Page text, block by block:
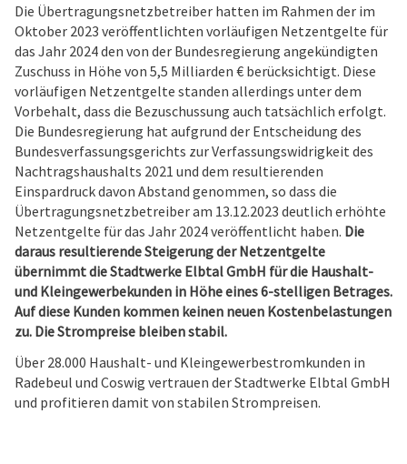
Die Übertragungsnetzbetreiber hatten im Rahmen der im
Oktober 2023 veröffentlichten vorläufigen Netzentgelte für
das Jahr 2024 den von der Bundesregierung angekündigten
Zuschuss in Höhe von 5,5 Milliarden € berücksichtigt. Diese
vorläufigen Netzentgelte standen allerdings unter dem
Vorbehalt, dass die Bezuschussung auch tatsächlich erfolgt.
Die Bundesregierung hat aufgrund der Entscheidung des
Bundesverfassungsgerichts zur Verfassungswidrigkeit des
Nachtragshaushalts 2021 und dem resultierenden
Einspardruck davon Abstand genommen, so dass die
Übertragungsnetzbetreiber am 13.12.2023 deutlich erhöhte
Netzentgelte für das Jahr 2024 veröffentlicht haben. Die
daraus resultierende Steigerung der Netzentgelte
übernimmt die Stadtwerke Elbtal GmbH für die Haushalt-
und Kleingewerbekunden in Höhe eines 6-stelligen Betrages.
Auf diese Kunden kommen keinen neuen Kostenbelastungen
zu. Die Strompreise bleiben stabil.
Über 28.000 Haushalt- und Kleingewerbestromkunden in
Radebeul und Coswig vertrauen der Stadtwerke Elbtal GmbH
und profitieren damit von stabilen Strompreisen.